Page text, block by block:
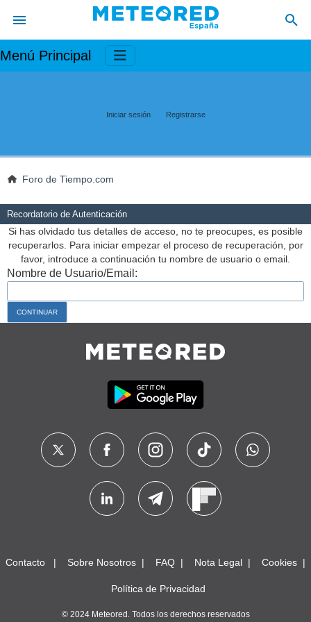
Menú Principal
Iniciar sesión Registrarse
Foro de Tiempo.com
Recordatorio de Autenticación
Si has olvidado tus detalles de acceso, no te preocupes, es posible
recuperarlos. Para iniciar empezar el proceso de recuperación, por
favor, introduce a continuación tu nombre de usuario o email.
Nombre de Usuario/Email:
Contacto Sobre Nosotros FAQ Nota Legal Cookies
Política de Privacidad
© 2024 Meteored. Todos los derechos reservados